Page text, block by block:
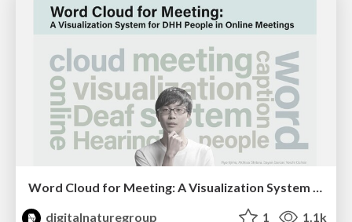
digitalnaturegroup
1 1.1k